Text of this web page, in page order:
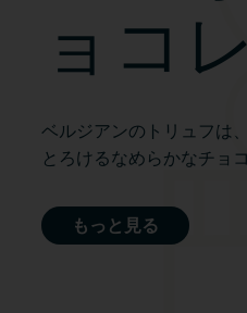
ョコ
ベルジアンのトリュフは
とろけるなめらかなチョ
もっと見る